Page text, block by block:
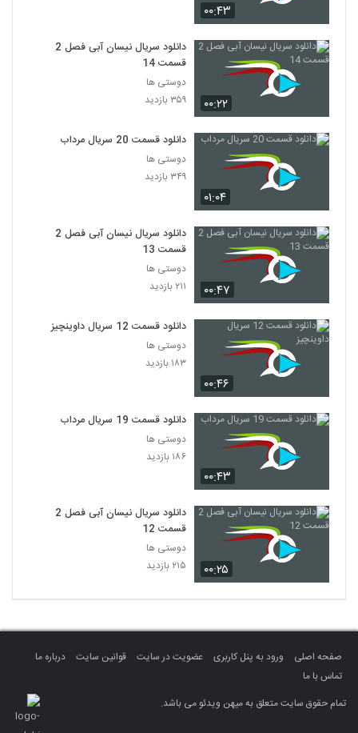
۰۰:۴۳
۰۰:۲۲
دانلود سریال نیسان آبی فصل 2
قسمت 14
دوستی ها
۳۵۹ بازدید
۰۱:۰۴
دانلود قسمت 20 سریال مرداب
دوستی ها
۳۴۹ بازدید
۰۰:۴۷
دانلود سریال نیسان آبی فصل 2
قسمت 13
دوستی ها
۲۱۱ بازدید
۰۰:۴۶
دانلود قسمت 12 سریال داوینچیز
دوستی ها
۱۸۳ بازدید
۰۰:۴۳
دانلود قسمت 19 سریال مرداب
دوستی ها
۱۸۶ بازدید
۰۰:۲۵
دانلود سریال نیسان آبی فصل 2
قسمت 12
دوستی ها
۲۱۵ بازدید
صفحه اصلی ورود به پنل کاربری عضویت در سایت قوانین سایت
درباره ما
تماس با ما
تمام حقوق سایت متعلق به میهن ویدئو می باشد.